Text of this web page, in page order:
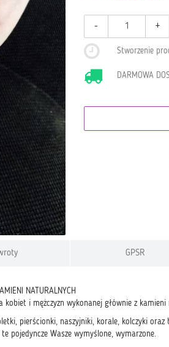
- +
Stworzenie
DARMOWA
GPSR
NATURALNYCH
i mężczyzn wykonanej głównie z
pierścionki, naszyjniki, korale, kolczyki
pojedyncze Wasze wymyślone, wymarzone.